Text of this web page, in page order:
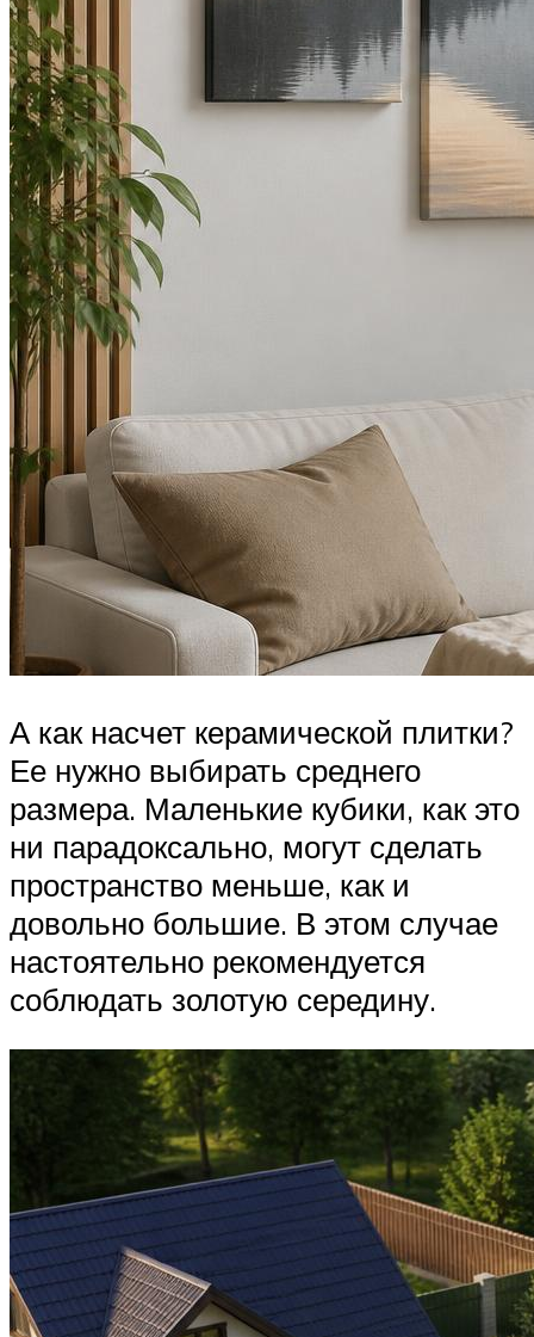
А как насчет керамической плитки?
Ее нужно выбирать среднего
размера. Маленькие кубики, как это
ни парадоксально, могут сделать
пространство меньше, как и
довольно большие. В этом случае
настоятельно рекомендуется
соблюдать золотую середину.